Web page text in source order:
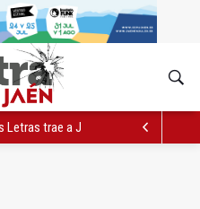
Letras trae a Jaén al filósofo Omar